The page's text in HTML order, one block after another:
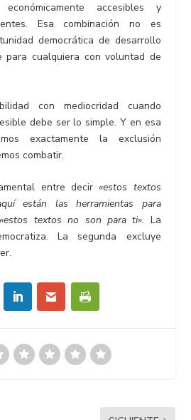
accesibles y
Esa combinación no es
democrática de desarrollo
para cualquiera con voluntad de
con mediocridad cuando
debe ser lo simple. Y en esa
exactamente la exclusión
combatir.
entre decir «estos textos
están las herramientas para
«estos textos no son para ti». La
La segunda excluye